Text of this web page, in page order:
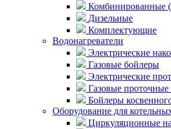
Комбинированные
Дизельные
Комплектующие
Водонагреватели
Электрические
Газовые бойлеры
Электрические
Газовые проточные
Бойлеры
Оборудование для
Циркуляционные